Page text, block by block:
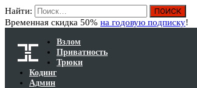
Найти:
Временная скидка 50% на годовую подписку!
Взлом
Приватность
Трюки
Кодинг
Админ